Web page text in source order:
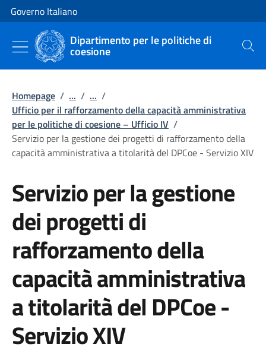
Vai al contenuto
Vai alla navigazione del sito
Governo Italiano
Dipartimento per le politiche di
coesione Cerca
Homepage / ... / ... /
Ufficio per il rafforzamento della capacità amministrativa
per le politiche di coesione – Ufficio IV /
Servizio per la gestione dei progetti di rafforzamento della
capacità amministrativa a titolarità del DPCoe - Servizio XIV
Servizio per la gestione
dei progetti di
rafforzamento della
capacità amministrativa
a titolarità del DPCoe -
Servizio XIV